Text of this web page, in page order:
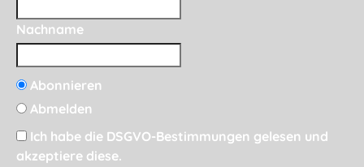
Nachname
Abonnieren
Abmelden
Ich habe die DSGVO-Bestimmungen gelesen und
akzeptiere diese.